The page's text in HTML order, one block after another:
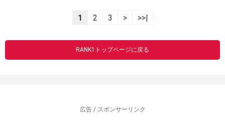
1 2 3 > >>|
RANK1トップページに戻る
広告 / スポンサーリンク